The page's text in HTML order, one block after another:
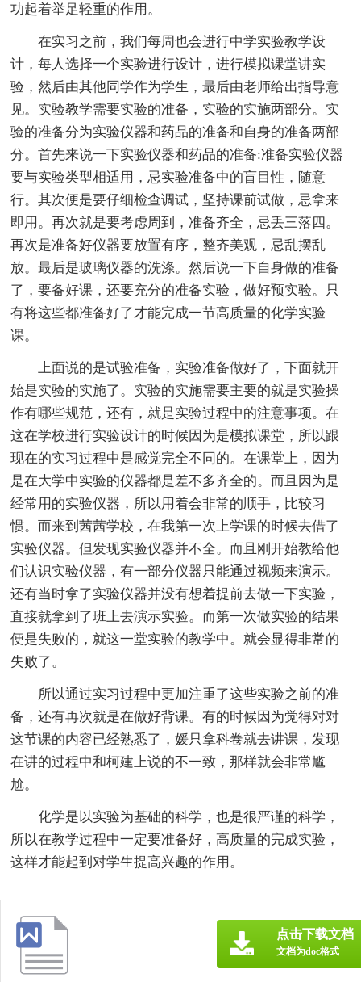
功起着举足轻重的作用。
在实习之前，我们每周也会进行中学实验教学设
计，每人选择一个实验进行设计，进行模拟课堂讲实
验，然后由其他同学作为学生，最后由老师给出指导意
见。实验教学需要实验的准备，实验的实施两部分。实
验的准备分为实验仪器和药品的准备和自身的准备两部
分。首先来说一下实验仪器和药品的准备:准备实验仪器
要与实验类型相适用，忌实验准备中的盲目性，随意
行。其次便是要仔细检查调试，坚持课前试做，忌拿来
即用。再次就是要考虑周到，准备齐全，忌丢三落四。
再次是准备好仪器要放置有序，整齐美观，忌乱摆乱
放。最后是玻璃仪器的洗涤。然后说一下自身做的准备
了，要备好课，还要充分的准备实验，做好预实验。只
有将这些都准备好了才能完成一节高质量的化学实验
课。
上面说的是试验准备，实验准备做好了，下面就开
始是实验的实施了。实验的实施需要主要的就是实验操
作有哪些规范，还有，就是实验过程中的注意事项。在
这在学校进行实验设计的时候因为是模拟课堂，所以跟
现在的实习过程中是感觉完全不同的。在课堂上，因为
是在大学中实验的仪器都是差不多齐全的。而且因为是
经常用的实验仪器，所以用着会非常的顺手，比较习
惯。而来到茜茜学校，在我第一次上学课的时候去借了
实验仪器。但发现实验仪器并不全。而且刚开始教给他
们认识实验仪器，有一部分仪器只能通过视频来演示。
还有当时拿了实验仪器并没有想着提前去做一下实验，
直接就拿到了班上去演示实验。而第一次做实验的结果
便是失败的，就这一堂实验的教学中。就会显得非常的
失败了。
所以通过实习过程中更加注重了这些实验之前的准
备，还有再次就是在做好背课。有的时候因为觉得对对
这节课的内容已经熟悉了，媛只拿科卷就去讲课，发现
在讲的过程中和柯建上说的不一致，那样就会非常尴
尬。
化学是以实验为基础的科学，也是很严谨的科学，
所以在教学过程中一定要准备好，高质量的完成实验，
这样才能起到对学生提高兴趣的作用。
点击下载文档
文档为doc格式